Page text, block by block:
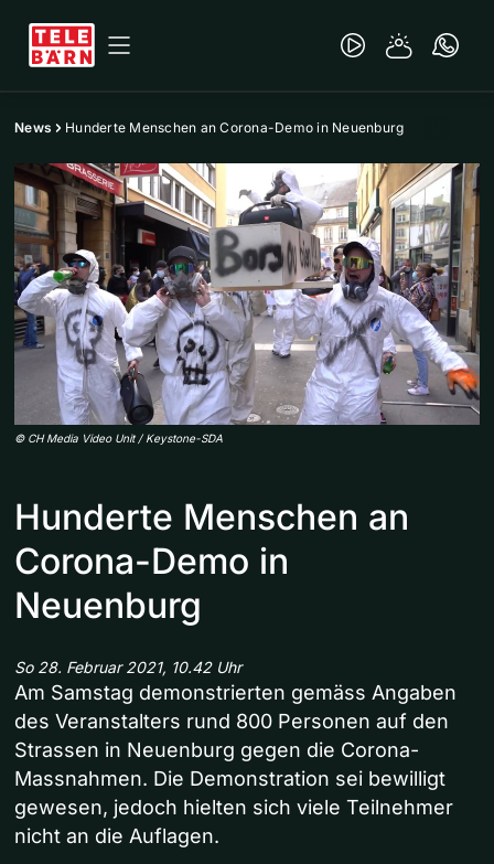
News Hunderte Menschen an Corona-Demo in Neuenburg
© CH Media Video Unit / Keystone-SDA
Hunderte Menschen an
Corona-Demo in
Neuenburg
So 28. Februar 2021, 10.42 Uhr
Am Samstag demonstrierten gemäss Angaben
des Veranstalters rund 800 Personen auf den
Strassen in Neuenburg gegen die Corona-
Massnahmen. Die Demonstration sei bewilligt
gewesen, jedoch hielten sich viele Teilnehmer
nicht an die Auflagen.